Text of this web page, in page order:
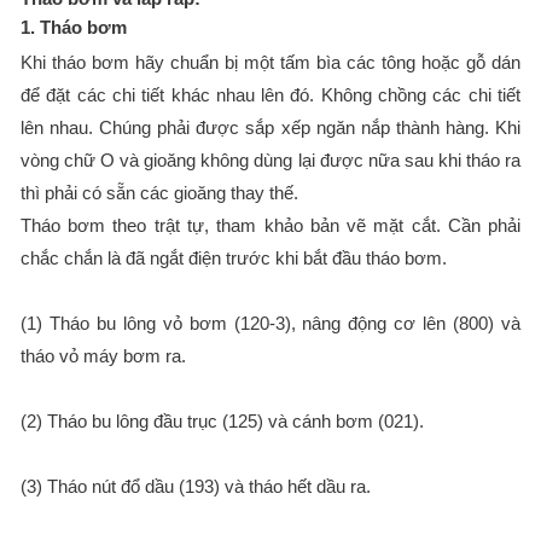
1. Tháo bơm
Khi tháo bơm hãy chuẩn bị một tấm bìa các tông hoặc gỗ dán
để đặt các chi tiết khác nhau lên đó. Không chồng các chi tiết
lên nhau. Chúng phải được sắp xếp ngăn nắp thành hàng. Khi
vòng chữ O và gioăng không dùng lại được nữa sau khi tháo ra
thì phải có sẵn các gioăng thay thế.
Tháo bơm theo trật tự, tham khảo bản vẽ mặt cắt. Cần phải
chắc chắn là đã ngắt điện trước khi bắt đầu tháo bơm.
(1) Tháo bu lông vỏ bơm (120-3), nâng động cơ lên (800) và
tháo vỏ máy bơm ra.
(2) Tháo bu lông đầu trục (125) và cánh bơm (021).
(3) Tháo nút đổ dầu (193) và tháo hết dầu ra.